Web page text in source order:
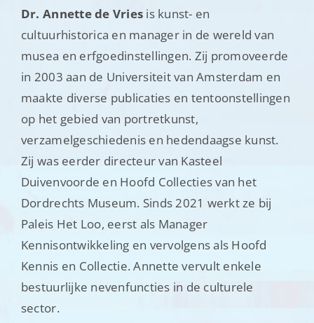
Dr. Annette de Vries is kunst- en
cultuurhistorica en manager in de wereld van
musea en erfgoedinstellingen. Zij promoveerde
in 2003 aan de Universiteit van Amsterdam en
maakte diverse publicaties en tentoonstellingen
op het gebied van portretkunst,
verzamelgeschiedenis en hedendaagse kunst.
Zij was eerder directeur van Kasteel
Duivenvoorde en Hoofd Collecties van het
Dordrechts Museum. Sinds 2021 werkt ze bij
Paleis Het Loo, eerst als Manager
Kennisontwikkeling en vervolgens als Hoofd
Kennis en Collectie. Annette vervult enkele
bestuurlijke nevenfuncties in de culturele
sector.